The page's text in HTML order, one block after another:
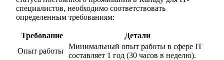
специалистов, необходимо соответствовать
определенным требованиям:
Требование
Детали
Опыт работы
Минимальный опыт работы в сфере IT
составляет 1 год (30 часов в неделю).